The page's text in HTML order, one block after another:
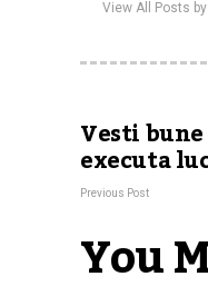
View All Posts
Vesti
executa
Previous Post
You